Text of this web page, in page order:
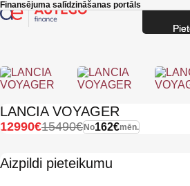
Skip to main content
Finansējuma salīdzināšanas portāls
LANCIA VOYAGER
No162€mēn.
15490€
12990€
Aizpildi pieteikumu